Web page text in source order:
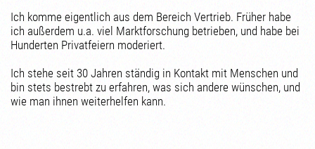
Ich komme eigentlich aus dem Bereich Vertrieb. Früher habe
ich außerdem u.a. viel Marktforschung betrieben, und habe bei
Hunderten Privatfeiern moderiert.
Ich stehe seit 30 Jahren ständig in Kontakt mit Menschen und
bin stets bestrebt zu erfahren, was sich andere wünschen, und
wie man ihnen weiterhelfen kann.